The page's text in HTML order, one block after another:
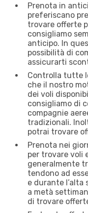
Prenota in
preferiscano
trovare offerte
consigliamo
anticipo. In
possibilità di
assicurarti
Controlla tutte
che il nostro
dei voli
consigliamo di
compagnie
tradizionali.
potrai trovare
Prenota nei
per trovare voli
generalmente
tendono ad
e durante l’alta
a metà
di trovare